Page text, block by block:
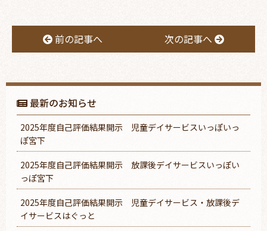
前の記事へ 次の記事へ
最新のお知らせ
2025年度自己評価結果開示 児童デイサービスいっぽいっ
ぽ宮下
2025年度自己評価結果開示 放課後デイサービスいっぽい
っぽ宮下
2025年度自己評価結果開示 児童デイサービス・放課後デ
イサービスはぐっと